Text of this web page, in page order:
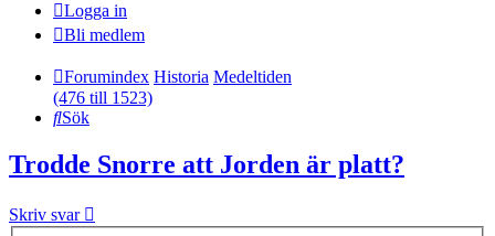
Logga in
Bli medlem
Forumindex Historia Medeltiden
(476 till 1523)
Sök
Trodde Snorre att Jorden är platt?
Skriv svar